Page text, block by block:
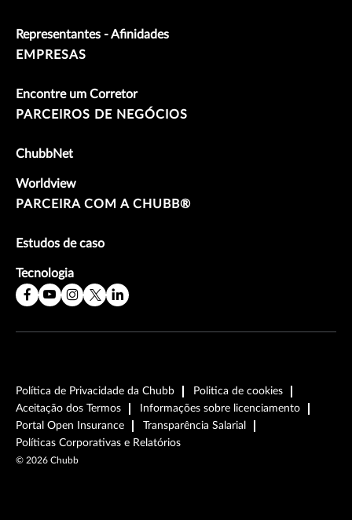
Representantes - Afinidades
EMPRESAS
Encontre um Corretor
PARCEIROS DE NEGÓCIOS
ChubbNet
Worldview
PARCEIRA COM A CHUBB®
Estudos de caso
Tecnologia
Política de Privacidade da Chubb
Politica de cookies
Aceitação dos Termos
Informações sobre licenciamento
Portal Open Insurance
Transparência Salarial
Políticas Corporativas e Relatórios
© 2026 Chubb